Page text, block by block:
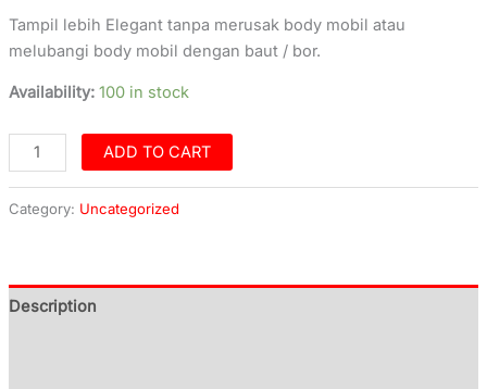
Tampil lebih Elegant tanpa merusak body mobil atau
melubangi body mobil dengan baut / bor.
Availability: 100 in stock
ADD TO CART
Category: Uncategorized
Description